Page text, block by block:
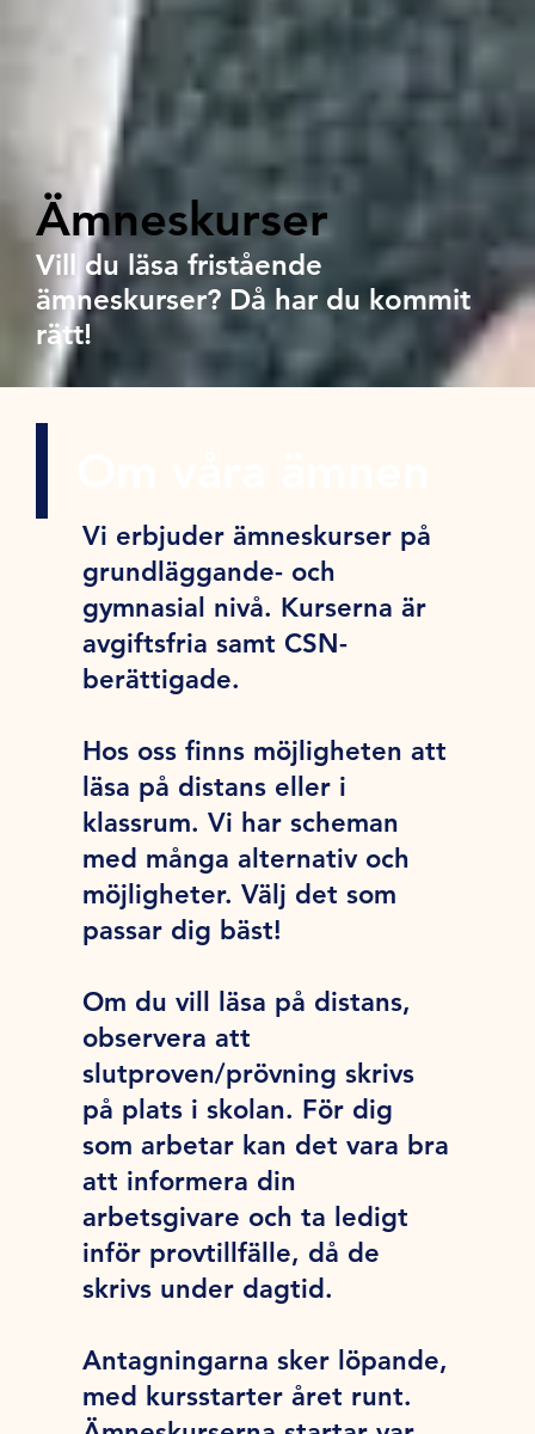
Ämneskurser
Vill du läsa fristående
ämneskurser? Då har du kommit
rätt!
Vi erbjuder ämneskurser på
grundläggande- och
gymnasial nivå. Kurserna är
avgiftsfria samt CSN-
berättigade.
Hos oss finns möjligheten att
läsa på distans eller i
klassrum. Vi har scheman
med många alternativ och
möjligheter. Välj det som
passar dig bäst!
Om du vill läsa på distans,
observera att
slutproven/prövning skrivs
på plats i skolan. För dig
som arbetar kan det vara bra
att informera din
arbetsgivare och ta ledigt
inför provtillfälle, då de
skrivs under dagtid.
Antagningarna sker löpande,
med kursstarter året runt.